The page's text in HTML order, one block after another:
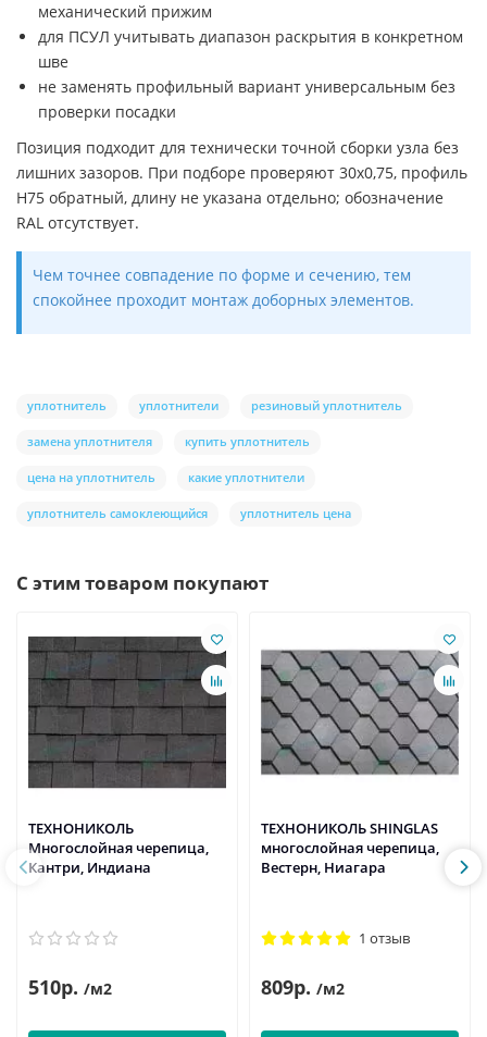
механический прижим
для ПСУЛ учитывать диапазон раскрытия в конкретном
шве
не заменять профильный вариант универсальным без
проверки посадки
Позиция подходит для технически точной сборки узла без
лишних зазоров. При подборе проверяют 30х0,75, профиль
Н75 обратный, длину не указана отдельно; обозначение
RAL отсутствует.
Чем точнее совпадение по форме и сечению, тем
спокойнее проходит монтаж доборных элементов.
уплотнитель уплотнители резиновый уплотнитель
замена уплотнителя купить уплотнитель
цена на уплотнитель какие уплотнители
уплотнитель самоклеющийся уплотнитель цена
С этим товаром покупают
ТЕХНОНИКОЛЬ
Многослойная черепица,
Кантри, Индиана
510р. /м2
ТЕХНОНИКОЛЬ SHINGLAS
многослойная черепица,
Вестерн, Ниагара
1 отзыв
809р. /м2